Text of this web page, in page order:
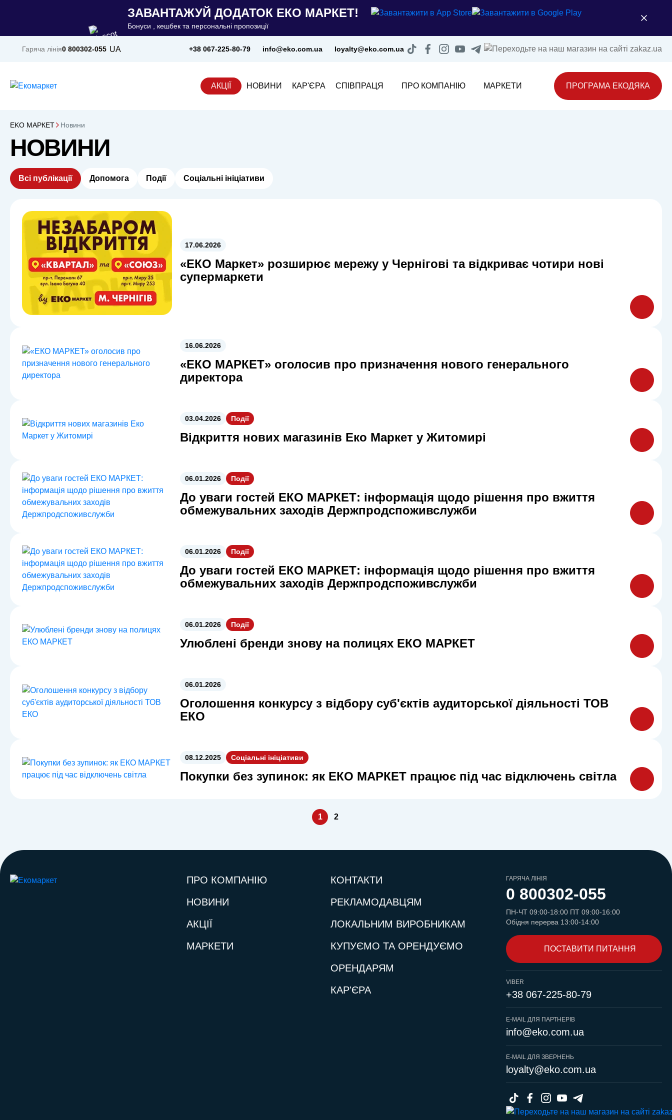
ЗАВАНТАЖУЙ ДОДАТОК ЕКО МАРКЕТ!
Бонуси , кешбек та персональні пропозиції
Гаряча лінія0 800302-055 UA +38 067-225-80-79 info@eko.com.ua loyalty@eko.com.ua
АКЦІЇ НОВИНИ КАР'ЄРА СПІВПРАЦЯ ПРО КОМПАНІЮ МАРКЕТИ ПРОГРАМА ЕКОДЯКА
ЕKO MАРКЕТ Новини
НОВИНИ
Всі публікації Допомога Події Соціальні ініціативи
17.06.2026
«ЕКО Маркет» розширює мережу у Чернігові та відкриває чотири нові
супермаркети
16.06.2026
«ЕКО МАРКЕТ» оголосив про призначення нового генерального
директора
03.04.2026 Події
Відкриття нових магазинів Еко Маркет у Житомирі
06.01.2026 Події
До уваги гостей ЕКО МАРКЕТ: інформація щодо рішення про вжиття
обмежувальних заходів Держпродспоживслужби
06.01.2026 Події
До уваги гостей ЕКО МАРКЕТ: інформація щодо рішення про вжиття
обмежувальних заходів Держпродспоживслужби
06.01.2026 Події
Улюблені бренди знову на полицях ЕКО МАРКЕТ
06.01.2026
Оголошення конкурсу з відбору суб'єктів аудиторської діяльності ТОВ
ЕКО
08.12.2025 Соціальні ініціативи
Покупки без зупинок: як ЕКО МАРКЕТ працює під час відключень світла
1 2
ПРО КОМПАНІЮ
НОВИНИ
АКЦІЇ
МАРКЕТИ
КОНТАКТИ
РЕКЛАМОДАВЦЯМ
ЛОКАЛЬНИМ ВИРОБНИКАМ
КУПУЄМО ТА ОРЕНДУЄМО
ОРЕНДАРЯМ
КАР'ЄРА
ГАРЯЧА ЛІНІЯ
0 800302-055
ПН-ЧТ 09:00-18:00 ПТ 09:00-16:00
Обідня перерва 13:00-14:00
ПОСТАВИТИ ПИТАННЯ
VIBER
+38 067-225-80-79
E-MAIL ДЛЯ ПАРТНЕРІВ
info@eko.com.ua
E-MAIL ДЛЯ ЗВЕРНЕНЬ
loyalty@eko.com.ua